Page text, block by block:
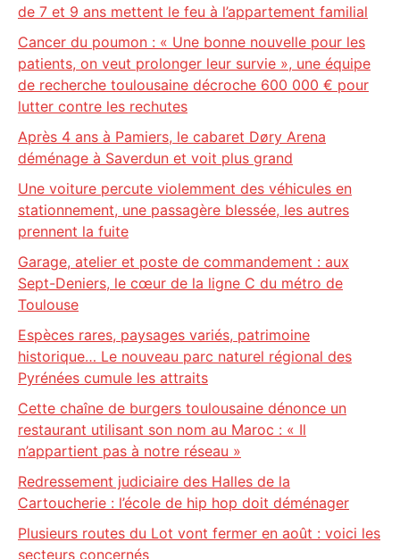
de 7 et 9 ans mettent le feu à l’appartement familial
Cancer du poumon : « Une bonne nouvelle pour les
patients, on veut prolonger leur survie », une équipe
de recherche toulousaine décroche 600 000 € pour
lutter contre les rechutes
Après 4 ans à Pamiers, le cabaret Døry Arena
déménage à Saverdun et voit plus grand
Une voiture percute violemment des véhicules en
stationnement, une passagère blessée, les autres
prennent la fuite
Garage, atelier et poste de commandement : aux
Sept-Deniers, le cœur de la ligne C du métro de
Toulouse
Espèces rares, paysages variés, patrimoine
historique… Le nouveau parc naturel régional des
Pyrénées cumule les attraits
Cette chaîne de burgers toulousaine dénonce un
restaurant utilisant son nom au Maroc : « Il
n’appartient pas à notre réseau »
Redressement judiciaire des Halles de la
Cartoucherie : l’école de hip hop doit déménager
Plusieurs routes du Lot vont fermer en août : voici les
secteurs concernés